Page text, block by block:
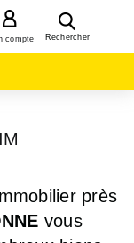
Rechercher
compte
près
vous